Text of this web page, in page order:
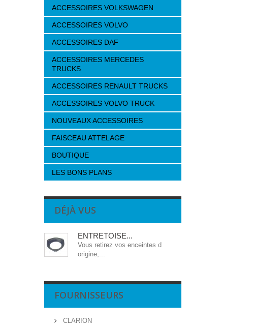
ACCESSOIRES VOLKSWAGEN
ACCESSOIRES VOLVO
ACCESSOIRES DAF
ACCESSOIRES MERCEDES
TRUCKS
ACCESSOIRES RENAULT TRUCKS
ACCESSOIRES VOLVO TRUCK
NOUVEAUX ACCESSOIRES
FAISCEAU ATTELAGE
BOUTIQUE
LES BONS PLANS
DÉJÀ VUS
ENTRETOISE...
Vous retirez vos enceintes d
origine,...
FOURNISSEURS
CLARION